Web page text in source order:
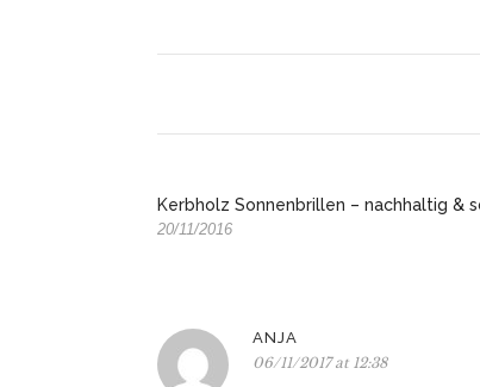
Kerbholz Sonnenbrillen – nachhaltig &
20/11/2016
ANJA
06/11/2017 at 12:38